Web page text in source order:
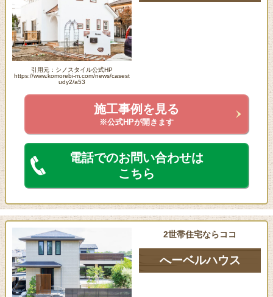
引用元：シノスタイル公式HP
https://www.komorebi-m.com/news/casest
udy2/a53
施工事例を見る
※公式HPが開きます
電話でのお問い合わせは
こちら
2世帯住宅ならココ
へーベルハウス